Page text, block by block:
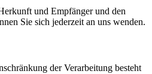
und Empfänger und den
Sie sich jederzeit an uns wenden.
der Verarbeitung besteht